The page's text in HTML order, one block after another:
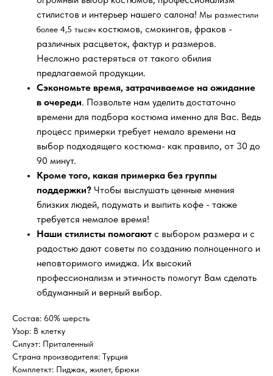
стилистов и интерьер нашего салона! Мы разместили
более 4,5 тысяч костюмов, смокингов, фраков -
различных расцветок, фактур и размеров.
Несложно растеряться от такого обилия
предлагаемой продукции.
Сэкономьте время, затрачиваемое на ожидание
в очереди. Позвольте нам уделить достаточно
времени для подбора костюма именно для Вас. Ведь
процесс примерки требует немало времени на
выбор подходящего костюма- как правило, от 30 до
90 минут.
Кроме того, какая примерка без группы
поддержки? Чтобы выслушать ценные мнения
близких людей, подумать и выпить кофе - также
требуется немалое время!
Наши стилисты помогают с выбором размера и с
радостью дают советы по созданию полноценного и
неповторимого имиджа. Их высокий
профессионализм и этичность помогут Вам сделать
обдуманный и верный выбор.
Состав: 60% шерсть
Узор: В клетку
Силуэт: Приталенный
Страна производителя: Турция
Комплеткт: Пиджак, жилет, брюки